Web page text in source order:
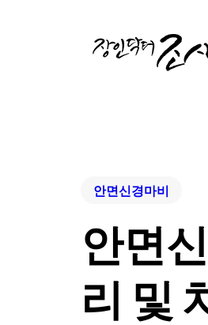
안면신경마비
안면
리 및